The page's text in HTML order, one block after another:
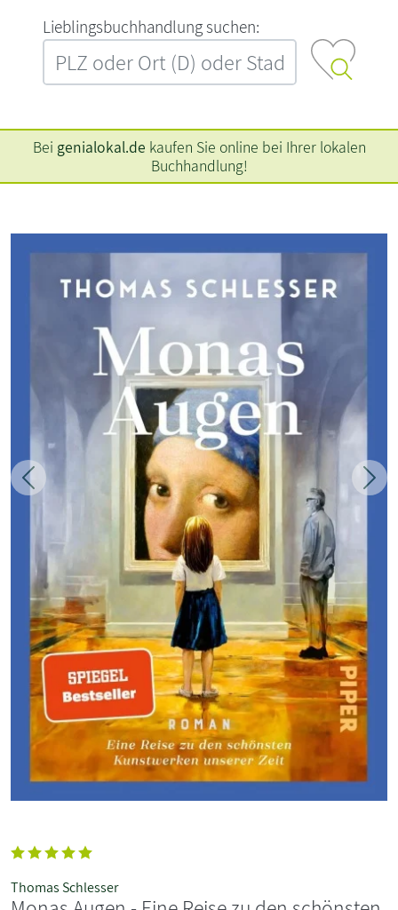
L‍i‍e‍b‍l‍i‍n‍g‍s‍b‍u‍c‍h‍h‍a‍n‍d‍l‍u‍n‍g‍ ‍s‍u‍c‍h‍e‍n‍:‍
Bei genialokal.de kaufen Sie online bei Ihrer lokalen
Buchhandlung!
Zurück
Thomas Schlesser